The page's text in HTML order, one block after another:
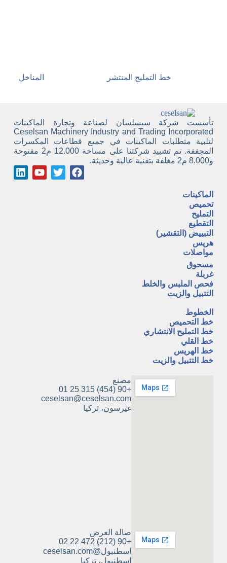
خط التمليح المنتشر المناخل
تأسست شركة سيسلسان لصناعة وتجارة الماكينات
Ceselsan Machinery Industry and Trading Incorporated
لتلبية متطلبات الماكينات في جميع قطاعات المكسرات
المجففة. تم تشييد شركتنا على مساحة 12.000 م2 مفتوحة
و8.000 م2 مغلقة بتقنية عالية وحديثة.
الماكينات
تحميص
التمليح
التقطيع
التبييض (التقشير)
هريس
مواصلات
مسحوق
غربلة
فحص الملبس والخلط
التتبيل والزيت
الخطوط
خط التحميص
خط التمليح الانتشاري
خط القلي
خط الهريس
خط التتبيل والزيت
مصنع
+90 (454) 315 25 01
ceselsan@ceselsan.com
غيرسون، تركيا
صالة العرض
+90 (212) 472 22 02
اسطنبول@ceselsan.com
اسطنبول، تركيا